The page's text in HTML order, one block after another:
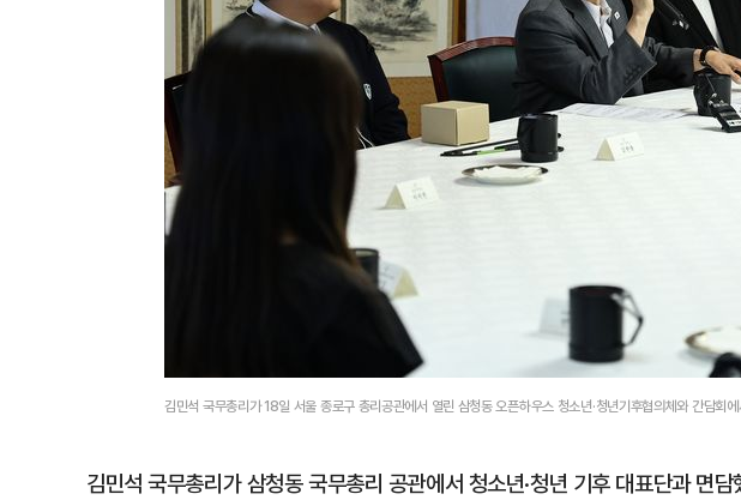
김민석 국무총리가 18일 서울 종로구 총리공관에서 열린 삼청동 오픈하우스 청소년·청년기후협의체와 간담회
김민석 국무총리가 삼청동 국무총리 공관에서 청소년·청년 기후 대표단과 면담